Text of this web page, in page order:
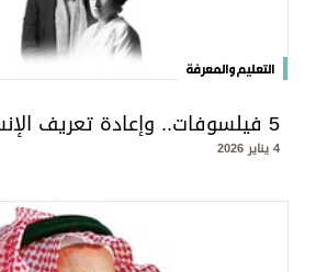
التعليم والمعرفة
5 فيلسوفات.. وإعادة تعريف الإنسان والتاريخ
4 يناير 2026